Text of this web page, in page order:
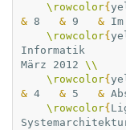
\rowcolor{
& 8 & 9 &
\rowcolor{
März 2012 \\
\rowcolor{
& 4 & 5 &
\rowcolor{